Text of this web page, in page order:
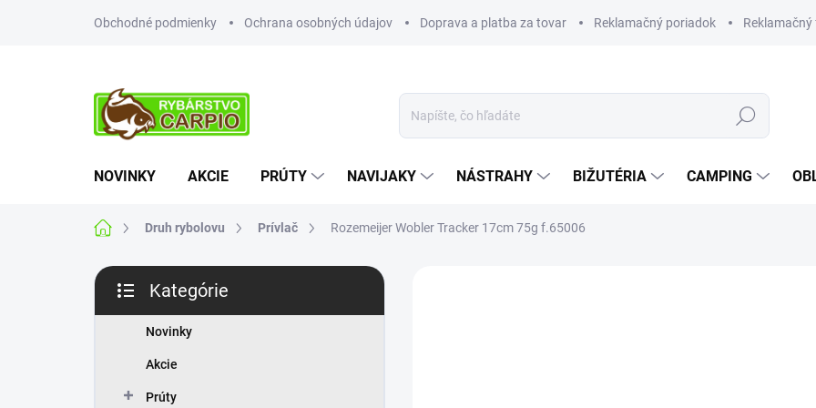
Obchodné podmienky Ochrana osobných údajov Doprava a platba za tovar Reklamačný poriadok
Hľadať
NOVINKY AKCIE PRÚTY NAVIJAKY NÁSTRAHY BIŽUTÉRIA CAMPING
DomovDruh rybolovu Prívlač Rozemeijer Wobler Tracker 17cm 75g f.65006
B
č
kategórie
Kategórie
Novinky
Akcie
Prúty